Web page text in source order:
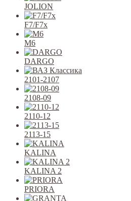
JOLION
F7/F7x
M6
DARGO
2101-2107
2108-09
2110-12
2113-15
KALINA
KALINA 2
PRIORA